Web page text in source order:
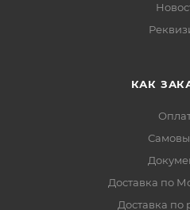
КАК
Доставка по
Доставка по